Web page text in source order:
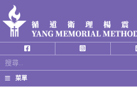
搜
尋
關
菜單